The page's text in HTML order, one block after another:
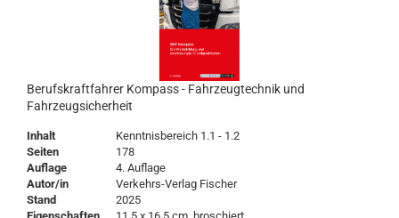
Berufskraftfahrer Kompass - Fahrzeugtechnik und
Fahrzeugsicherheit
Inhalt
Kenntnisbereich 1.1 - 1.2
Seiten
178
Auflage
4. Auflage
Autor/in
Verkehrs-Verlag Fischer
Stand
2025